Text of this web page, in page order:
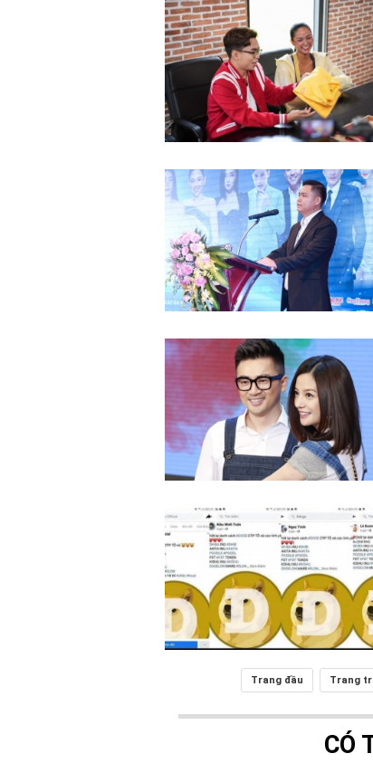
Trang đầu Trang
CÓ